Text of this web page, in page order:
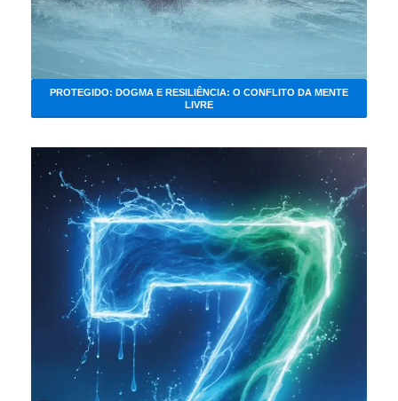
PROTEGIDO: DOGMA E RESILIÊNCIA: O CONFLITO DA MENTE
LIVRE